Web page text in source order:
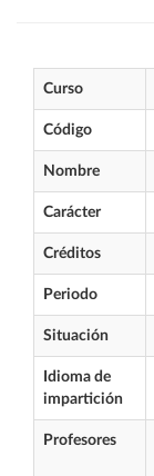
Curso
Código
Nombre
Carácter
Créditos
Periodo
Situación
Idioma de
impartición
Profesores